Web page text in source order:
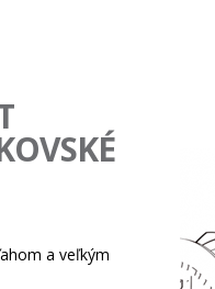
a veľkým